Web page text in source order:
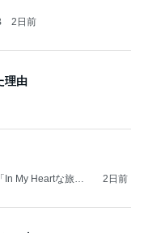
2日前
理由
My Heartな旅日
2日前